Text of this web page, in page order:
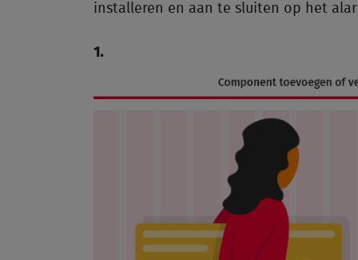
installeren en aan te sluiten op het
1.